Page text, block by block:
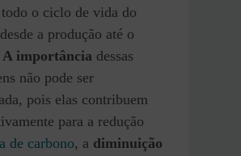
o ciclo de vida do
a produção até o
A importância dessas
não pode ser
pois elas contribuem
para a redução
de carbono, a diminuição